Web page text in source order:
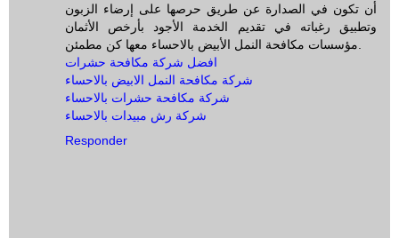
أن تكون في الصدارة عن طريق حرصها على إرضاء الزبون
وتطبيق رغباته في تقديم الخدمة الأجود بأرخص الأثمان
مؤسسات مكافحة النمل الأبيض بالاحساء معها كن مطمئن.
افضل شركة مكافحة حشرات
شركة مكافحة النمل الابيض بالاحساء
شركة مكافحة حشرات بالاحساء
شركة رش مبيدات بالاحساء
Responder